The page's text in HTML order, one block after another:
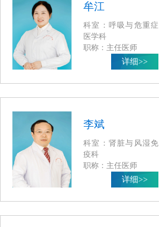
牟江
科室：呼吸与危重症
医学科
职称：主任医师
详细>>
李斌
科室：肾脏与风湿免
疫科
职称：主任医师
详细>>